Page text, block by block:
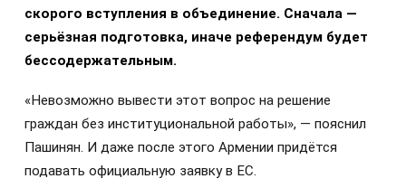
скорого вступления в объединение. Сначала —
серьёзная подготовка, иначе референдум будет
бессодержательным.
«Невозможно вывести этот вопрос на решение
граждан без институциональной работы», — пояснил
Пашинян. И даже после этого Армении придётся
подавать официальную заявку в ЕС.